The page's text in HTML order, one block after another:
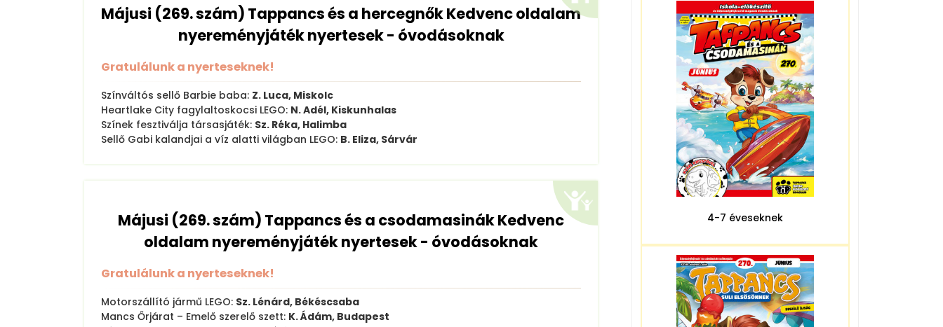
Májusi (269. szám) Tappancs és a hercegnők Kedvenc oldalam
nyereményjáték nyertesek - óvodásoknak
Gratulálunk a nyerteseknek!
Színváltós sellő Barbie baba: Z. Luca, Miskolc
Heartlake City fagylaltoskocsi LEGO: N. Adél, Kiskunhalas
Színek fesztiválja társasjáték: Sz. Réka, Halimba
Sellő Gabi kalandjai a víz alatti világban LEGO: B. Eliza, Sárvár
Májusi (269. szám) Tappancs és a csodamasinák Kedvenc
oldalam nyereményjáték nyertesek - óvodásoknak
Gratulálunk a nyerteseknek!
Motorszállító jármű LEGO: Sz. Lénárd, Békéscsaba
Mancs Őrjárat – Emelő szerelő szett: K. Ádám, Budapest
4-7 éveseknek